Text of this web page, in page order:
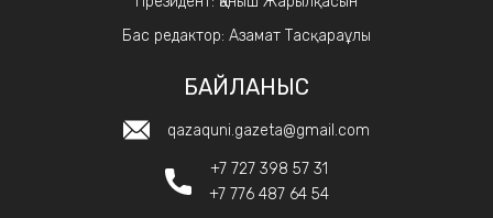
Бас редактор: Азамат Тасқараұлы
БАЙЛАНЫС
qazaquni.gazeta@gmail.com
+7 727 398 57 31
+7 776 487 64 54